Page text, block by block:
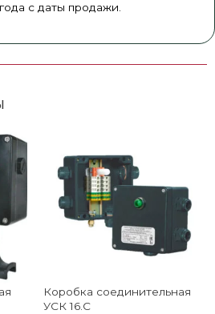
с даты продажи.
Коробка соединительная
УСК 16.C